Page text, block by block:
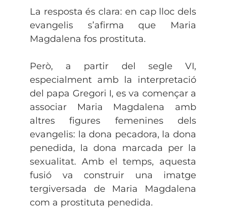
La resposta és clara: en cap lloc dels
evangelis s’afirma que Maria
Magdalena fos prostituta.
Però, a partir del segle VI,
especialment amb la interpretació
del papa Gregori I, es va començar a
associar Maria Magdalena amb
altres figures femenines dels
evangelis: la dona pecadora, la dona
penedida, la dona marcada per la
sexualitat. Amb el temps, aquesta
fusió va construir una imatge
tergiversada de Maria Magdalena
com a prostituta penedida.